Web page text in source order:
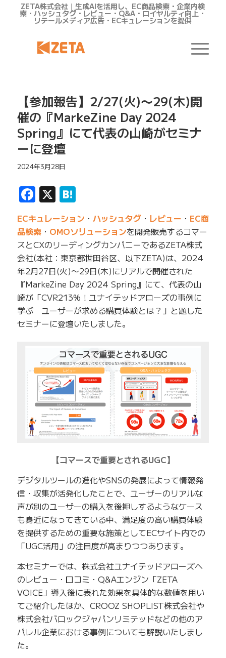
ZETA株式会社｜生成AIを活用し、EC商品検索・企業内検
索・ハッシュタグ・レビュー・Q&A・ロイヤルティ向上・
リテールメディア広告・ECキュレーションを提供
【参加報告】2/27(火)〜29(木)開
催の『MarkeZine Day 2024
Spring』にて代表の山崎がセミナ
ーに登壇
2024年3月28日
Facebook
X Hatena
ECキュレーション ・ ハッシュタグ・ レビュー ・ EC商
品検索・ OMOソリューションを開発販売するコマー
スとCXのリーディングカンパニーであるZETA株式
会社(本社：東京都世田谷区、以下ZETA)は、2024
年2月27日(火)〜29日(木)にリアルで開催された
『MarkeZine Day 2024 Spring』にて、代表の山
崎が「CVR213%！ユナイテッドアローズの事例に
学ぶ ユーザーが求める購買体験とは？」と題した
セミナーに登壇いたしました。
【コマースで重要とされるUGC】
デジタルツールの進化やSNSの発展によって情報発
信・収集が活発化したことで、ユーザーのリアルな
声が別のユーザーの購入を後押しするようなケース
も身近になってきている中、満足度の高い購買体験
を提供するための重要な施策としてECサイト内での
「UGC活用」の注目度が高まりつつあります。
本セミナーでは、株式会社ユナイテッドアローズへ
のレビュー・口コミ・Q&Aエンジン「ZETA
VOICE」導入後に表れた効果を具体的な数値を用い
てご紹介したほか、CROOZ SHOPLIST株式会社や
株式会社バロックジャパンリミテッドなどの他のア
パレル企業における事例についても解説いたしまし
た。